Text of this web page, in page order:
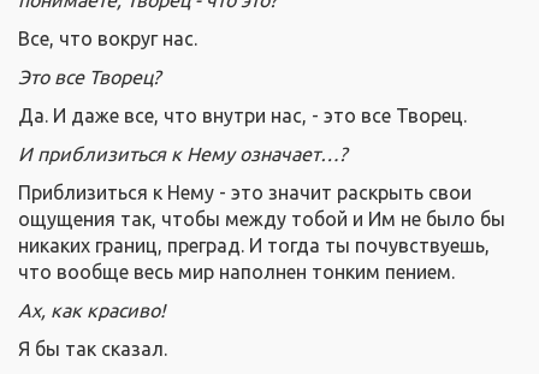
Все, что вокруг нас.
Это все Творец?
Да. И даже все, что внутри нас, - это все Творец.
И приблизиться к Нему означает…?
Приблизиться к Нему - это значит раскрыть свои
ощущения так, чтобы между тобой и Им не было бы
никаких границ, преград. И тогда ты почувствуешь,
что вообще весь мир наполнен тонким пением.
Ах, как красиво!
Я бы так сказал.